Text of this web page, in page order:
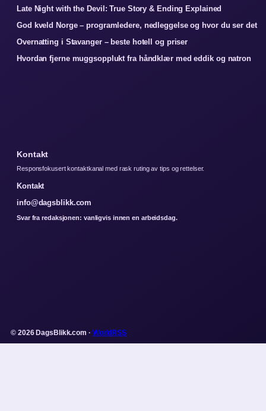
Late Night with the Devil: True Story & Ending Explained
God kveld Norge – programledere, nedleggelse og hvor du ser det
Overnatting i Stavanger – beste hotell og priser
Hvordan fjerne muggsopplukt fra håndklær med eddik og natron
Kontakt
Responsfokusert kontaktkanal med rask ruting av tips og rettelser.
Kontakt
info@dagsblikk.com
Svar fra redaksjonen: vanligvis innen en arbeidsdag.
© 2026 DagsBlikk.com · WorldRSS